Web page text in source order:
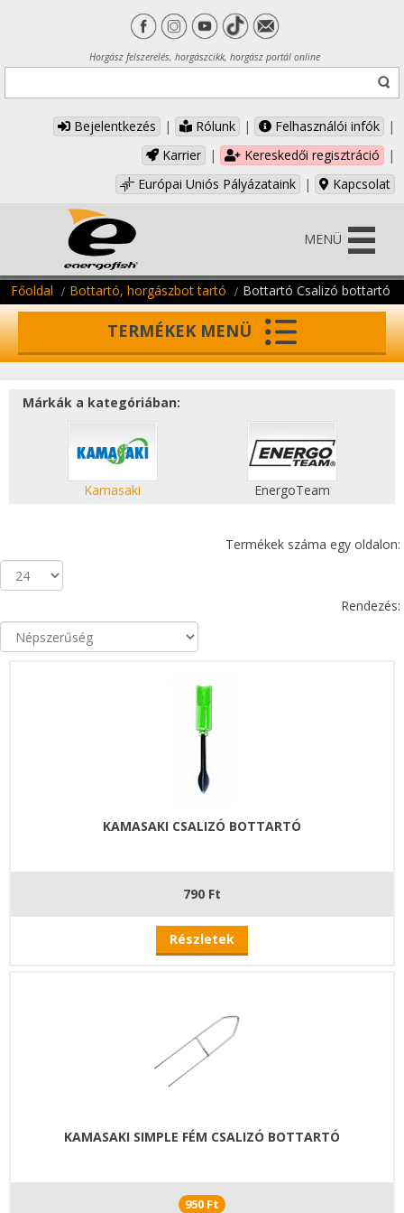
Horgász felszerelés, horgászcikk, horgász portál online
Bejelentkezés | Rólunk | Felhasználói infók
|
Karrier
| Kereskedői regisztráció
|
Európai Uniós Pályázataink
| Kapcsolat
MENÜ
Főoldal Bottartó, horgászbot tartó Bottartó Csalizó bottartó
TERMÉKEK MENÜ
Márkák a kategóriában:
Kamasaki EnergoTeam
Termékek száma egy oldalon:
Rendezés:
KAMASAKI CSALIZÓ BOTTARTÓ
790 Ft
Részletek
KAMASAKI SIMPLE FÉM CSALIZÓ BOTTARTÓ
950 Ft